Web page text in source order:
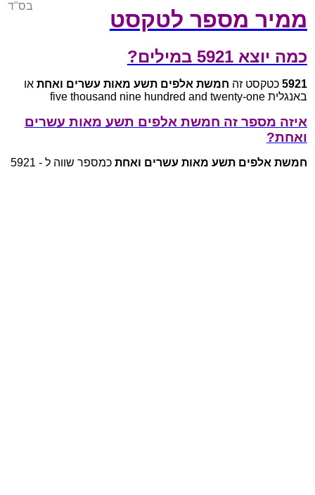
ממיר מספר לטקסט
בס"ד
כמה יוצא 5921 במילים?
5921 כטקסט זה חמשת אלפים תשע מאות עשרים ואחת או
באנגלית five thousand nine hundred and twenty-one
איזה מספר זה חמשת אלפים תשע מאות עשרים
ואחת?
חמשת אלפים תשע מאות עשרים ואחת כמספר שווה ל - 5921